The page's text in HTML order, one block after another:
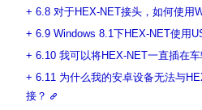
6.8 对于HEX-NET接头，如何使用
6.9 Windows 8.1下HEX-NET使用
6.10 我可以将HEX-NET一直插在车
6.11 为什么我的安卓设备无法与
接？